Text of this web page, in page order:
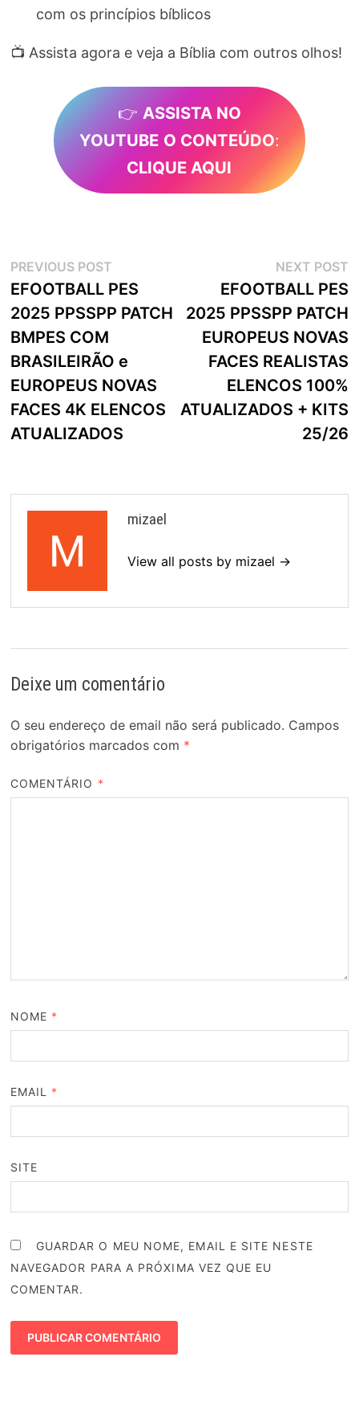
com os princípios bíblicos
📺 Assista agora e veja a Bíblia com outros olhos!
👉 ASSISTA NO
YOUTUBE O CONTEÚDO:
CLIQUE AQUI
Navegação
de
artigos
PREVIOUS POSTPrevious
post:
EFOOTBALL PES
2025 PPSSPP PATCH
BMPES COM
BRASILEIRÃO e
EUROPEUS NOVAS
FACES 4K ELENCOS
ATUALIZADOS
NEXT POST
EFOOTBALL PES
2025 PPSSPP PATCH
EUROPEUS NOVAS
FACES REALISTAS
ELENCOS 100%
ATUALIZADOS + KITS
25/26
mizael
View all posts by mizael →
Deixe um comentário
O seu endereço de email não será publicado. Campos
obrigatórios marcados com *
COMENTÁRIO *
NOME *
EMAIL *
SITE
GUARDAR O MEU NOME, EMAIL E SITE NESTE
NAVEGADOR PARA A PRÓXIMA VEZ QUE EU
COMENTAR.